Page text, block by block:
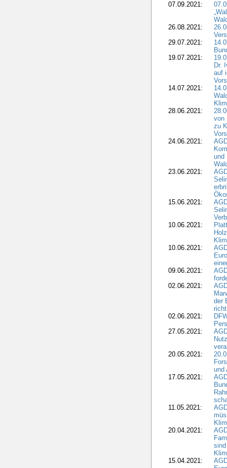
07.09.2021:
26.08.2021:
29.07.2021:
19.07.2021:
Dr.
auf
14.07.2021:
28.06.2021:
von
zu
24.06.2021:
und
23.06.2021:
15.06.2021:
10.06.2021:
10.06.2021:
09.06.2021:
02.06.2021:
der
02.06.2021:
27.05.2021:
20.05.2021:
und
17.05.2021:
11.05.2021:
20.04.2021:
15.04.2021: